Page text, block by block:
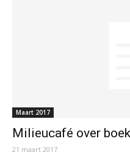
Maart 2017
Milieucafé over
21 maart 2017